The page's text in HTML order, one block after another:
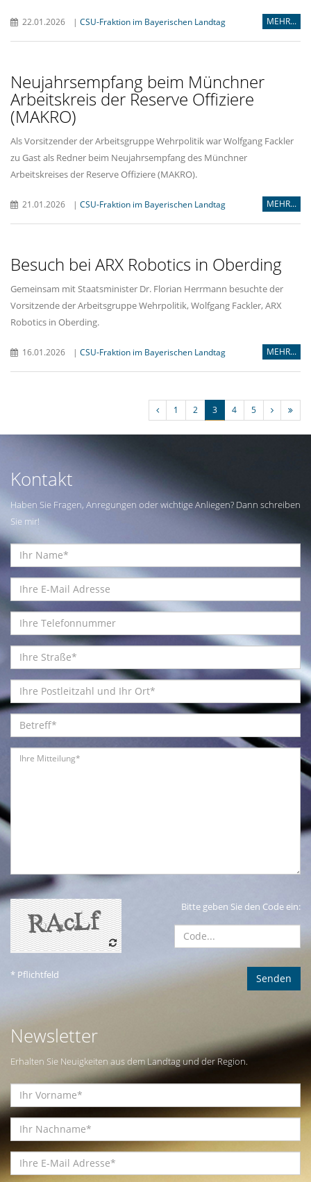
22.01.2026 | CSU-Fraktion im Bayerischen Landtag MEHR...
Neujahrsempfang beim Münchner
Arbeitskreis der Reserve Offiziere
(MAKRO)
Als Vorsitzender der Arbeitsgruppe Wehrpolitik war Wolfgang Fackler
zu Gast als Redner beim Neujahrsempfang des Münchner
Arbeitskreises der Reserve Offiziere (MAKRO).
21.01.2026 | CSU-Fraktion im Bayerischen Landtag MEHR...
Besuch bei ARX Robotics in Oberding
Gemeinsam mit Staatsminister Dr. Florian Herrmann besuchte der
Vorsitzende der Arbeitsgruppe Wehrpolitik, Wolfgang Fackler, ARX
Robotics in Oberding.
16.01.2026 | CSU-Fraktion im Bayerischen Landtag MEHR...
1 2 3 4 5
Kontakt
Haben Sie Fragen, Anregungen oder wichtige Anliegen? Dann schreiben
Sie mir!
Bitte geben Sie den Code ein:
* Pflichtfeld
Newsletter
Erhalten Sie Neuigkeiten aus dem Landtag und der Region.